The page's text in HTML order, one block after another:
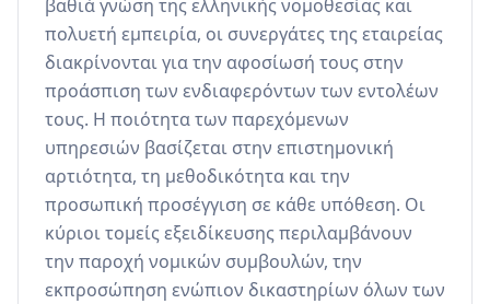
βαθιά γνώση της ελληνικής νομοθεσίας και
πολυετή εμπειρία, οι συνεργάτες της εταιρείας
διακρίνονται για την αφοσίωσή τους στην
προάσπιση των ενδιαφερόντων των εντολέων
τους. Η ποιότητα των παρεχόμενων
υπηρεσιών βασίζεται στην επιστημονική
αρτιότητα, τη μεθοδικότητα και την
προσωπική προσέγγιση σε κάθε υπόθεση. Οι
κύριοι τομείς εξειδίκευσης περιλαμβάνουν
την παροχή νομικών συμβουλών, την
εκπροσώπηση ενώπιον δικαστηρίων όλων των